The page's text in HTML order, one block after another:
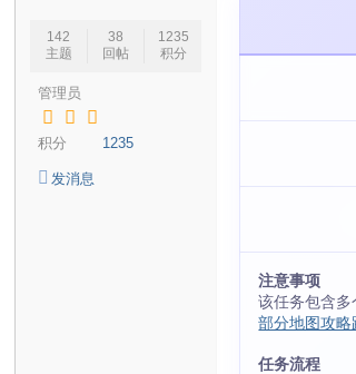
142
主题
38
回帖
1235
积分
管理员
积分 1235
发消息
注意事项
该任务包含
部分地图攻略
任务流程